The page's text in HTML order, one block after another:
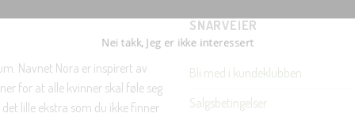
Navnet Nora er inspirert av
for at alle kvinner skal føle seg
lille ekstra som du ikke finner
SNARVEIER
Bli med i kundeklubben
Salgsbetingelser
Nei takk, Jeg er ikke interessert